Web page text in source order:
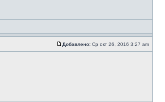
Добавлено: Ср окт 26, 2016 3:27 am